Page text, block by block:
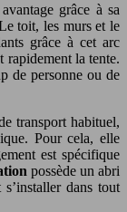
grâce à sa
toit, les murs et le
grâce à cet arc
rapidement la tente.
de personne ou de
transport habituel,
Pour cela, elle
est spécifique
possède un abri
dans tout